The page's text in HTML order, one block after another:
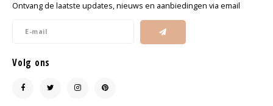
Ontvang de laatste updates, nieuws en aanbiedingen via email
Volg ons